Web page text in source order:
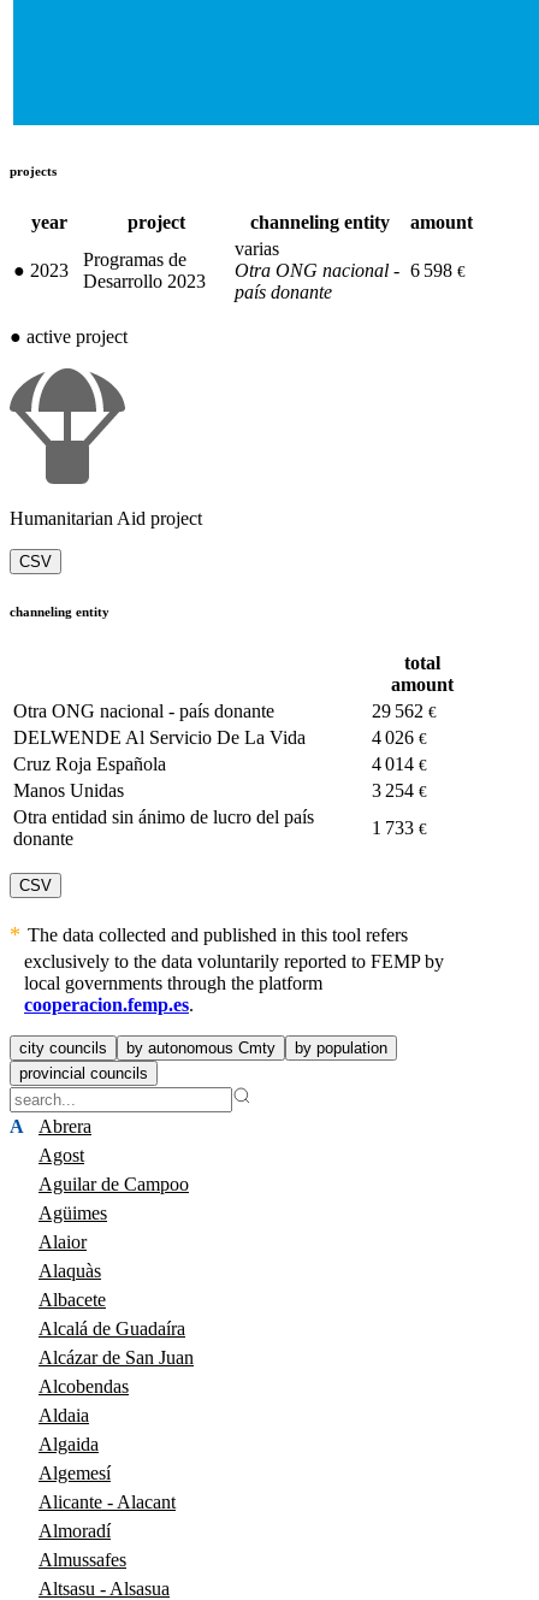
projects
year project channeling entity amount
● 2023
Programas de
Desarrollo 2023
varias
Otra ONG nacional -
país donante
6 598 €
● active project
Humanitarian Aid project
CSV
channeling entity
total
amount
Otra ONG nacional - país donante
29 562 €
DELWENDE Al Servicio De La Vida 4 026 €
Cruz Roja Española 4 014 €
Manos Unidas 3 254 €
Otra entidad sin ánimo de lucro del país
donante
1 733 €
CSV
The data collected and published in this tool refers
exclusively to the data voluntarily reported to FEMP by
local governments through the platform
cooperacion.femp.es.
city councils by autonomous Cmty
by population
provincial councils
A
Abrera
Agost
Aguilar de Campoo
Agüimes
Alaior
Alaquàs
Albacete
Alcalá de Guadaíra
Alcázar de San Juan
Alcobendas
Aldaia
Algaida
Algemesí
Alicante - Alacant
Almoradí
Almussafes
Altsasu - Alsasua